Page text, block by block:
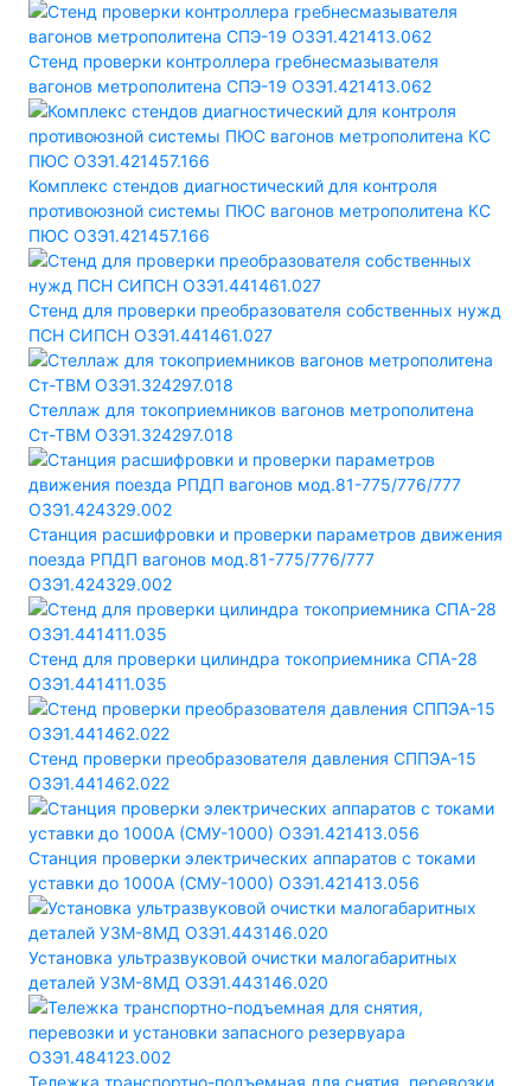
Стенд проверки контроллера гребнесмазывателя
вагонов метрополитена СПЭ-19 ОЗЭ1.421413.062
Комплекс стендов диагностический для контроля
противоюзной системы ПЮС вагонов метрополитена КС
ПЮС ОЗЭ1.421457.166
Стенд для проверки преобразователя собственных нужд
ПСН СИПСН ОЗЭ1.441461.027
Стеллаж для токоприемников вагонов метрополитена
Ст-ТВМ ОЗЭ1.324297.018
Станция расшифровки и проверки параметров движения
поезда РПДП вагонов мод.81-775/776/777
ОЗЭ1.424329.002
Стенд для проверки цилиндра токоприемника СПА-28
ОЗЭ1.441411.035
Стенд проверки преобразователя давления СППЭА-15
ОЗЭ1.441462.022
Станция проверки электрических аппаратов с токами
уставки до 1000А (СМУ-1000) ОЗЭ1.421413.056
Установка ультразвуковой очистки малогабаритных
деталей УЗМ-8МД ОЗЭ1.443146.020
Тележка транспортно-подъемная для снятия, перевозки